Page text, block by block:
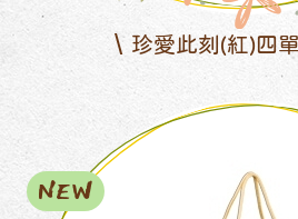
珍愛此刻(紅)四
NEW